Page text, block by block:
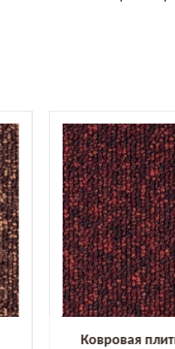
Ковровая